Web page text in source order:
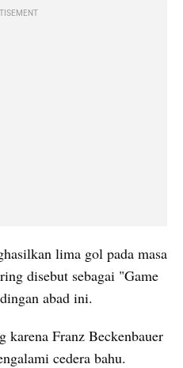
lima gol pada masa
disebut sebagai "Game
abad ini.
karena Franz Beckenbauer
cedera bahu.